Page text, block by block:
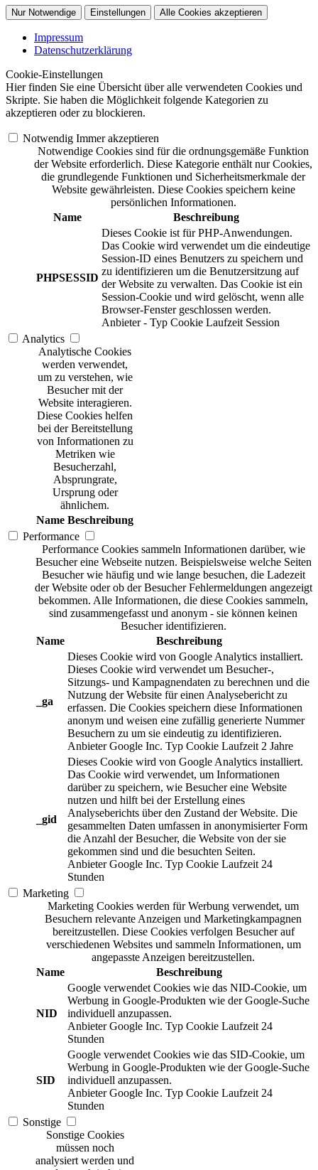
Nur Notwendige Einstellungen Alle Cookies akzeptieren
Impressum
Datenschutzerklärung
Cookie-Einstellungen
Hier finden Sie eine Übersicht über alle verwendeten Cookies und
Skripte. Sie haben die Möglichkeit folgende Kategorien zu
akzeptieren oder zu blockieren.
Notwendig Immer akzeptieren
Notwendige Cookies sind für die ordnungsgemäße Funktion
der Website erforderlich. Diese Kategorie enthält nur Cookies,
die grundlegende Funktionen und Sicherheitsmerkmale der
Website gewährleisten. Diese Cookies speichern keine
persönlichen Informationen.
Name
Beschreibung
PHPSESSID
Dieses Cookie ist für PHP-Anwendungen.
Das Cookie wird verwendet um die eindeutige
Session-ID eines Benutzers zu speichern und
zu identifizieren um die Benutzersitzung auf
der Website zu verwalten. Das Cookie ist ein
Session-Cookie und wird gelöscht, wenn alle
Browser-Fenster geschlossen werden.
Anbieter - Typ Cookie Laufzeit Session
Analytics
Analytische Cookies
werden verwendet,
um zu verstehen, wie
Besucher mit der
Website interagieren.
Diese Cookies helfen
bei der Bereitstellung
von Informationen zu
Metriken wie
Besucherzahl,
Absprungrate,
Ursprung oder
ähnlichem.
Name Beschreibung
Performance
Performance Cookies sammeln Informationen darüber, wie
Besucher eine Webseite nutzen. Beispielsweise welche Seiten
Besucher wie häufig und wie lange besuchen, die Ladezeit
der Website oder ob der Besucher Fehlermeldungen angezeigt
bekommen. Alle Informationen, die diese Cookies sammeln,
sind zusammengefasst und anonym - sie können keinen
Besucher identifizieren.
Name
Beschreibung
_ga
Dieses Cookie wird von Google Analytics installiert.
Dieses Cookie wird verwendet um Besucher-,
Sitzungs- und Kampagnendaten zu berechnen und die
Nutzung der Website für einen Analysebericht zu
erfassen. Die Cookies speichern diese Informationen
anonym und weisen eine zufällig generierte Nummer
Besuchern zu um sie eindeutig zu identifizieren.
Anbieter Google Inc. Typ Cookie Laufzeit 2 Jahre
_gid
Dieses Cookie wird von Google Analytics installiert.
Das Cookie wird verwendet, um Informationen
darüber zu speichern, wie Besucher eine Website
nutzen und hilft bei der Erstellung eines
Analyseberichts über den Zustand der Website. Die
gesammelten Daten umfassen in anonymisierter Form
die Anzahl der Besucher, die Website von der sie
gekommen sind und die besuchten Seiten.
Anbieter Google Inc. Typ Cookie Laufzeit 24
Stunden
Marketing
Marketing Cookies werden für Werbung verwendet, um
Besuchern relevante Anzeigen und Marketingkampagnen
bereitzustellen. Diese Cookies verfolgen Besucher auf
verschiedenen Websites und sammeln Informationen, um
angepasste Anzeigen bereitzustellen.
Name
Beschreibung
NID
Google verwendet Cookies wie das NID-Cookie, um
Werbung in Google-Produkten wie der Google-Suche
individuell anzupassen.
Anbieter Google Inc. Typ Cookie Laufzeit 24
Stunden
SID
Google verwendet Cookies wie das SID-Cookie, um
Werbung in Google-Produkten wie der Google-Suche
individuell anzupassen.
Anbieter Google Inc. Typ Cookie Laufzeit 24
Stunden
Sonstige
Sonstige Cookies
müssen noch
analysiert werden und